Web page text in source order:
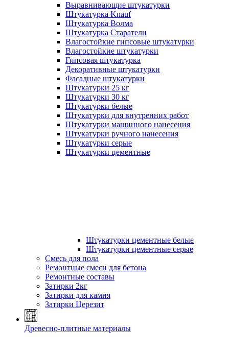
Выравнивающие штукатурки
Штукатурка Knauf
Штукатурка Волма
Штукатурка Старатели
Влагостойкие гипсовые штукатурки
Влагостойкие штукатурки
Гипсовая штукатурка
Декоративные штукатурки
Фасадные штукатурки
Штукатурки 25 кг
Штукатурки 30 кг
Штукатурки белые
Штукатурки для внутренних работ
Штукатурки машинного нанесения
Штукатурки ручного нанесения
Штукатурки серые
Штукатурки цементные
Штукатурки цементные белые
Штукатурки цементные серые
Смесь для пола
Ремонтные смеси для бетона
Ремонтные составы
Затирки 2кг
Затирки для камня
Затирки Церезит
Древесно-плитные материалы